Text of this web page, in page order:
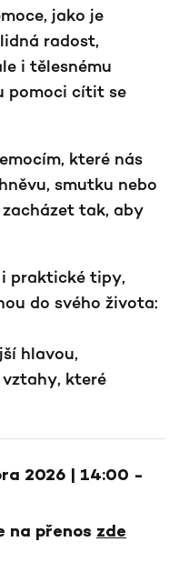
jako je
radost,
i tělesnému
pomoci cítit se
které nás
smutku nebo
tak, aby
praktické tipy,
do svého života:
hlavou,
které
2026 | 14:00 -
na přenos zde